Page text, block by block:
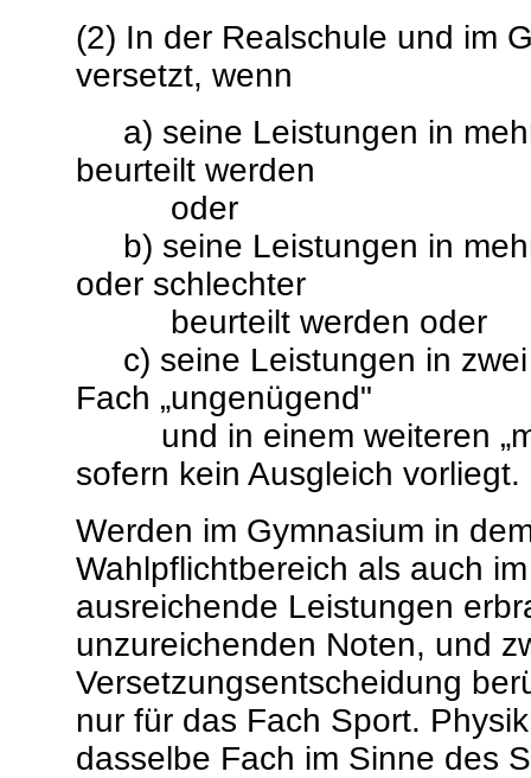
(2) In der Realschule und im
versetzt, wenn
a) seine Leistungen in
beurteilt werden
oder
b) seine Leistungen in
oder schlechter
beurteilt werden oder
c) seine Leistungen in zwei
Fach „ungenügend"
und in einem weiteren
sofern kein Ausgleich vorliegt.
Werden im Gymnasium in
Wahlpflichtbereich als auch
ausreichende Leistungen
unzureichenden Noten, und
Versetzungsentscheidung
nur für das Fach Sport.
dasselbe Fach im Sinne des